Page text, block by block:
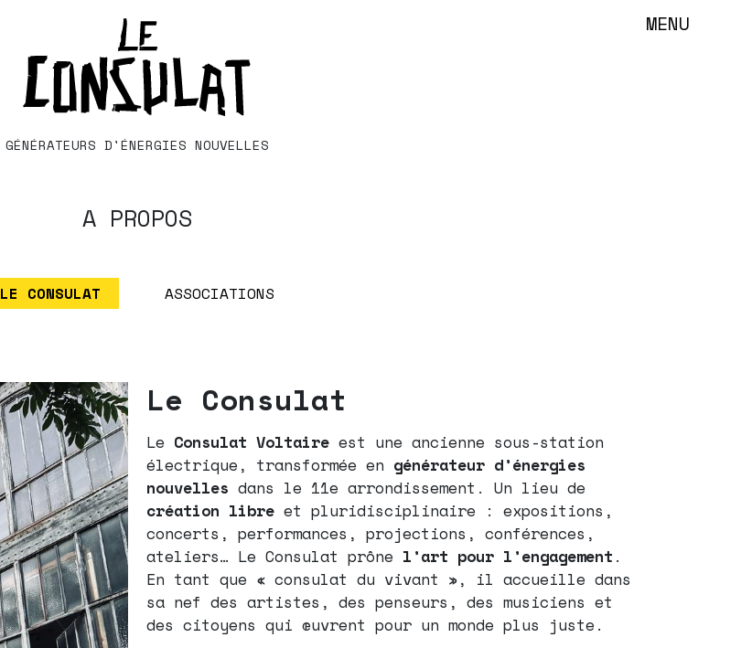
MENU
GÉNÉRATEURS D'ÉNERGIES NOUVELLES
A PROPOS
LE CONSULAT ASSOCIATIONS
Le Consulat
Le Consulat Voltaire est une ancienne sous-station
électrique, transformée en générateur d’énergies
nouvelles dans le 11e arrondissement. Un lieu de
création libre et pluridisciplinaire : expositions,
concerts, performances, projections, conférences,
ateliers… Le Consulat prône l’art pour l’engagement .
En tant que « consulat du vivant », il accueille dans
sa nef des artistes, des penseurs, des musiciens et
des citoyens qui œuvrent pour un monde plus juste.